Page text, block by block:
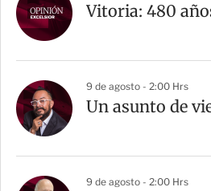
Vitoria: 480
9 de agosto - 2:00 Hrs
Un asunto de
9 de agosto - 2:00 Hrs